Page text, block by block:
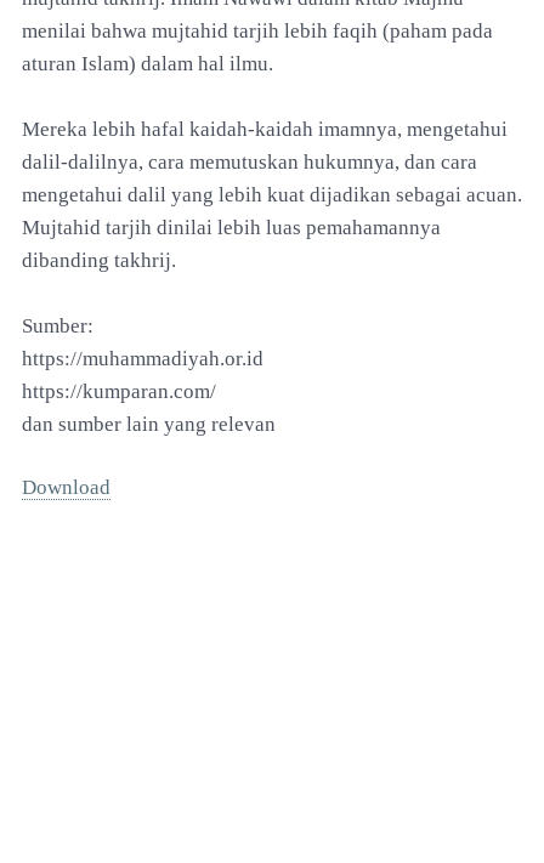
menilai bahwa mujtahid tarjih lebih faqih (paham pada
aturan Islam) dalam hal ilmu.
Mereka lebih hafal kaidah-kaidah imamnya, mengetahui
dalil-dalilnya, cara memutuskan hukumnya, dan cara
mengetahui dalil yang lebih kuat dijadikan sebagai acuan.
Mujtahid tarjih dinilai lebih luas pemahamannya
dibanding takhrij.
Sumber:
https://muhammadiyah.or.id
https://kumparan.com/
dan sumber lain yang relevan
Download